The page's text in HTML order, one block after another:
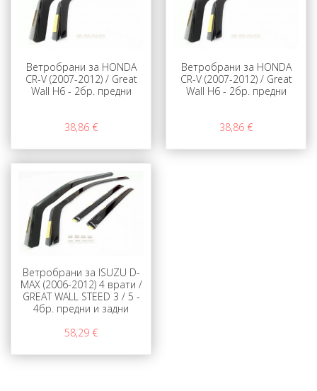
Ветробрани за HONDA
CR-V (2007-2012) / Great
Wall H6 - 2бр. предни
38,86 €
Ветробрани за HONDA
CR-V (2007-2012) / Great
Wall H6 - 2бр. предни
38,86 €
Ветробрани за ISUZU D-
MAX (2006-2012) 4 врати /
GREAT WALL STEED 3 / 5 -
4бр. предни и задни
58,29 €